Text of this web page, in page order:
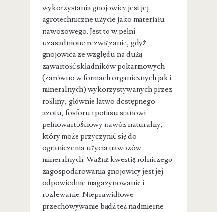
wykorzystania gnojowicy jest jej
agrotechniczne użycie jako materiału
nawozowego. Jest to w pełni
uzasadnione rozwiązanie, gdyż
gnojowica ze względu na dużą
zawartość składników pokarmowych
(zarówno w formach organicznych jak i
mineralnych) wykorzystywanych przez
rośliny, głównie łatwo dostępnego
azotu, fosforu i potasu stanowi
pełnowartościowy nawóz naturalny,
który może przyczynić się do
ograniczenia użycia nawozów
mineralnych. Ważną kwestią rolniczego
zagospodarowania gnojowicy jest jej
odpowiednie magazynowanie i
rozlewanie. Nieprawidłowe
przechowywanie bądź też nadmierne